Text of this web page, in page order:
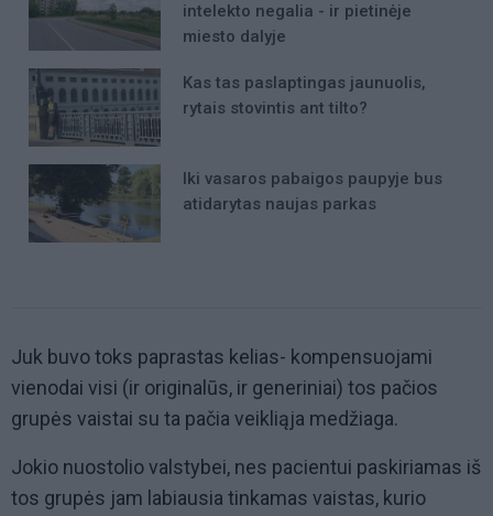
intelekto negalia - ir pietinėje
miesto dalyje
Kas tas paslaptingas jaunuolis,
rytais stovintis ant tilto?
Iki vasaros pabaigos paupyje bus
atidarytas naujas parkas
Juk buvo toks paprastas kelias- kompensuojami
vienodai visi (ir originalūs, ir generiniai) tos pačios
grupės vaistai su ta pačia veikliąja medžiaga.
Jokio nuostolio valstybei, nes pacientui paskiriamas iš
tos grupės jam labiausia tinkamas vaistas, kurio